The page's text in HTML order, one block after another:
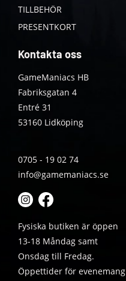
TILLBEHÖR
PRESENTKORT
Kontakta oss
GameManiacs HB
Fabriksgatan 4
Entré 31
53160 Lidköping
0705 - 19 02 74
info@gamemaniacs.se
Fysiska butiken är öppen
13-18 Måndag samt
Onsdag till Fredag.
Öppettider för evenemang